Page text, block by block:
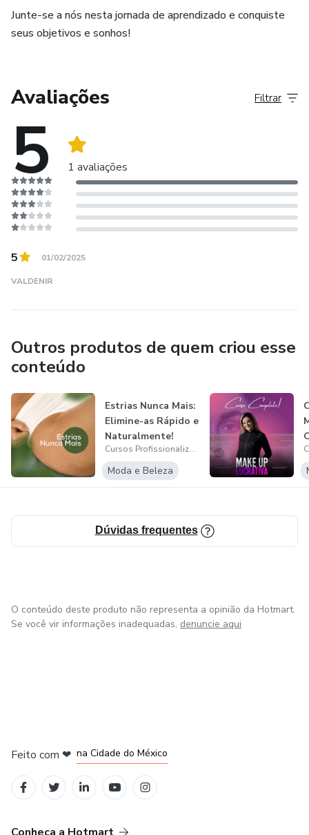
Junte-se a nós nesta jornada de aprendizado e conquiste
seus objetivos e sonhos!
Avaliações
5 1 avaliações
Filtrar
5 01/02/2025
VALDENIR
Outros produtos de quem criou esse
conteúdo
Estrias Nunca Mais:
Elimine-as Rápido e
Naturalmente!
Cursos Profissionalizantes
Moda e Beleza
Dúvidas frequentes
O conteúdo deste produto não representa a opinião da Hotmart.
Se você vir informações inadequadas, denuncie aqui
Feito com ❤ na Cidade do México